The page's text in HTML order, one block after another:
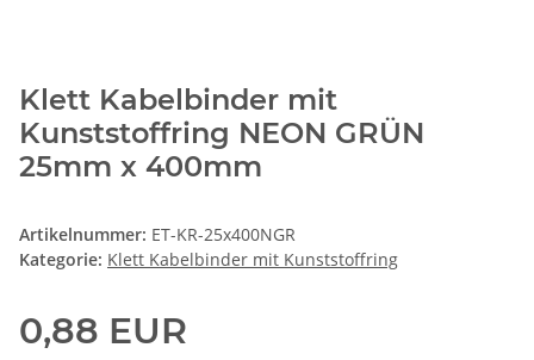
Klett Kabelbinder mit
Kunststoffring NEON GRÜN
25mm x 400mm
Artikelnummer: ET-KR-25x400NGR
Kategorie: Klett Kabelbinder mit Kunststoffring
0,88 EUR